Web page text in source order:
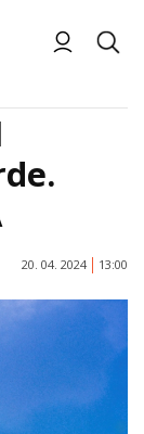
20. 04. 2024 13:00